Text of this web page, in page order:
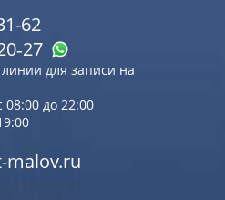
62
для записи на
08:00 до 22:00
malov.ru